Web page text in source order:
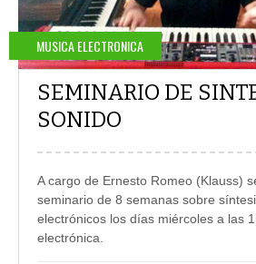
MUSICA ELECTRONICA
SEMINARIO DE
SONIDO
A cargo de Ernesto Romeo (Klauss)
seminario de 8 semanas sobre
electrónicos los días miércoles a las
electrónica.